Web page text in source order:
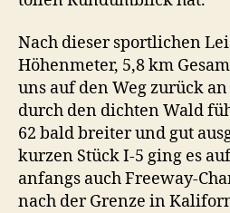
Nach dieser sportlichen
Höhenmeter, 5,8 km
uns auf den Weg zurück
durch den dichten Wald
62 bald breiter und gut
kurzen Stück I-5 ging es
anfangs auch Freeway-
nach der Grenze in